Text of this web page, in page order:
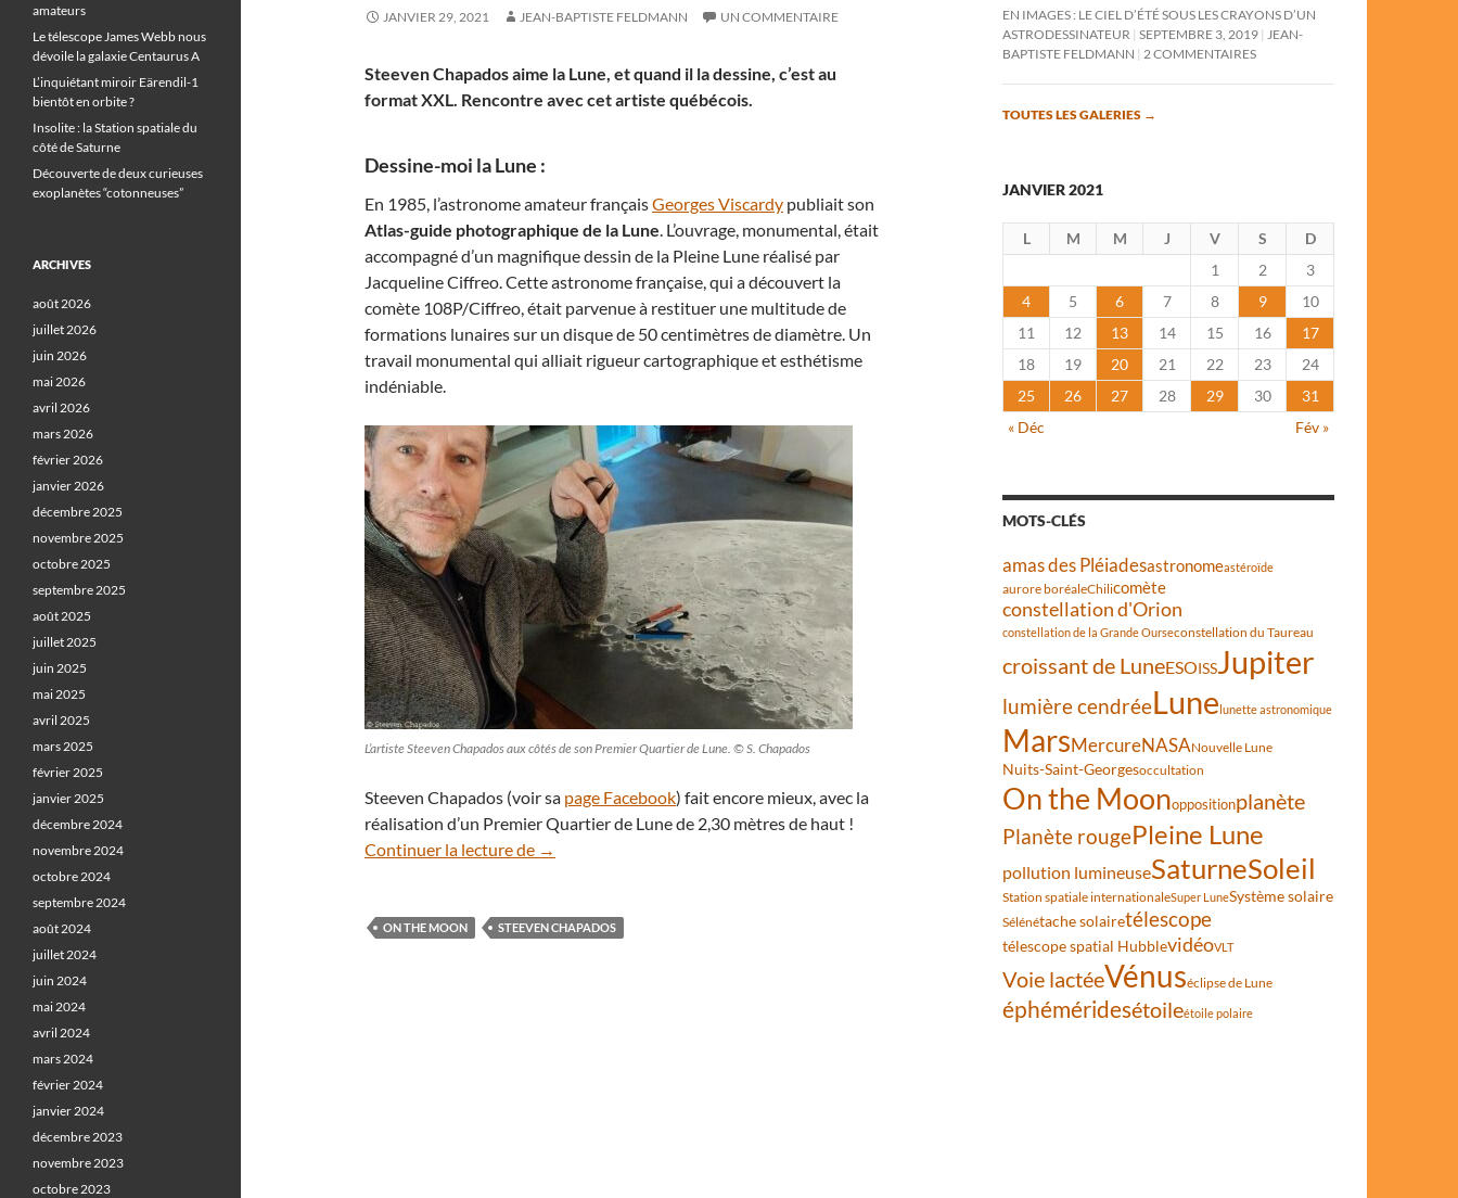
JANVIER 29, 2021 JEAN-BAPTISTE FELDMANN UN COMMENTAIRE
Steeven Chapados aime la Lune, et quand il la dessine, c’est au
format XXL. Rencontre avec cet artiste québécois.
Dessine-moi la Lune :
En 1985, l’astronome amateur françaisGeorges Viscardy publiait son
Atlas-guide photographique de la Lune. L’ouvrage, monumental, était
accompagné d’un magnifique dessin de la Pleine Lune réalisé par
Jacqueline Ciffreo. Cette astronome française, qui a découvert la
comète 108P/Ciffreo, était parvenue à restituer une multitude de
formations lunaires sur un disque de 50 centimètres de diamètre. Un
travail monumental qui alliait rigueur cartographique et esthétisme
indéniable.
L’artiste Steeven Chapados aux côtés de son Premier Quartier de Lune. © S. Chapados
Steeven Chapados (voir sa page Facebook) fait encore mieux, avec la
réalisation d’un Premier Quartier de Lune de 2,30 mètres de haut !
Continuer la lecture de Steeven Chapados, l’artiste qui dessine la Lune en (très) grand
→
ON THE MOON STEEVEN CHAPADOS
EN IMAGES : LE CIEL D’ÉTÉ SOUS LES CRAYONS D’UN
ASTRODESSINATEUR SEPTEMBRE 3, 2019
JEAN-
BAPTISTE FELDMANN
2 COMMENTAIRES
TOUTES LES GALERIES →
JANVIER 2021
L M M J V S
D
1
2
3
4
5 6 7 8 9
10
11
12 13 14 15 16
17
18
19 20 21 22 23
24
25
26 27 28 29 30
31
« Déc
Fév »
MOTS-CLÉS
amas des Pléiadesastronomeastéroïde
aurore boréaleChilicomète
constellation d'Orion
constellation de la Grande Ourseconstellation du Taureau
croissant de LuneESOISSJupiter
lumière cendréeLunelunette astronomique
MarsMercureNASANouvelle Lune
Nuits-Saint-Georgesoccultation
On the Moonoppositionplanète
Planète rougePleine Lune
pollution lumineuseSaturneSoleil
Station spatiale internationaleSuper LuneSystème solaire
Sélénétache solairetélescope
télescope spatial HubblevidéoVLT
Voie lactéeVénuséclipse de Lune
éphéméridesétoileétoile polaire
amateurs
Le télescope James Webb nous
dévoile la galaxie Centaurus A
L’inquiétant miroir Eärendil-1
bientôt en orbite ?
Insolite : la Station spatiale du
côté de Saturne
Découverte de deux curieuses
exoplanètes “cotonneuses”
ARCHIVES
août 2026
juillet 2026
juin 2026
mai 2026
avril 2026
mars 2026
février 2026
janvier 2026
décembre 2025
novembre 2025
octobre 2025
septembre 2025
août 2025
juillet 2025
juin 2025
mai 2025
avril 2025
mars 2025
février 2025
janvier 2025
décembre 2024
novembre 2024
octobre 2024
septembre 2024
août 2024
juillet 2024
juin 2024
mai 2024
avril 2024
mars 2024
février 2024
janvier 2024
décembre 2023
novembre 2023
octobre 2023